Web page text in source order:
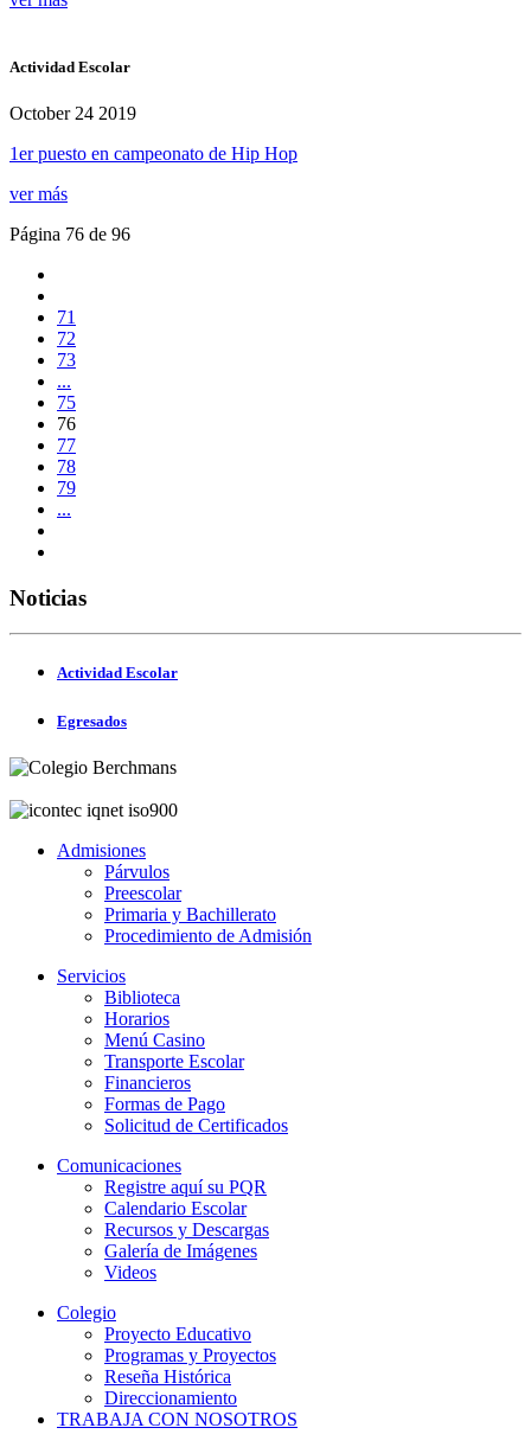
Actividad Escolar
October 24 2019
1er puesto en campeonato de Hip Hop
ver más
Página 76 de 96
71
72
73
...
75
76
77
78
79
...
Noticias
Actividad Escolar
Egresados
Admisiones
Párvulos
Preescolar
Primaria y Bachillerato
Procedimiento de Admisión
Servicios
Biblioteca
Horarios
Menú Casino
Transporte Escolar
Financieros
Formas de Pago
Solicitud de Certificados
Comunicaciones
Registre aquí su PQR
Calendario Escolar
Recursos y Descargas
Galería de Imágenes
Videos
Colegio
Proyecto Educativo
Programas y Proyectos
Reseña Histórica
Direccionamiento
TRABAJA CON NOSOTROS